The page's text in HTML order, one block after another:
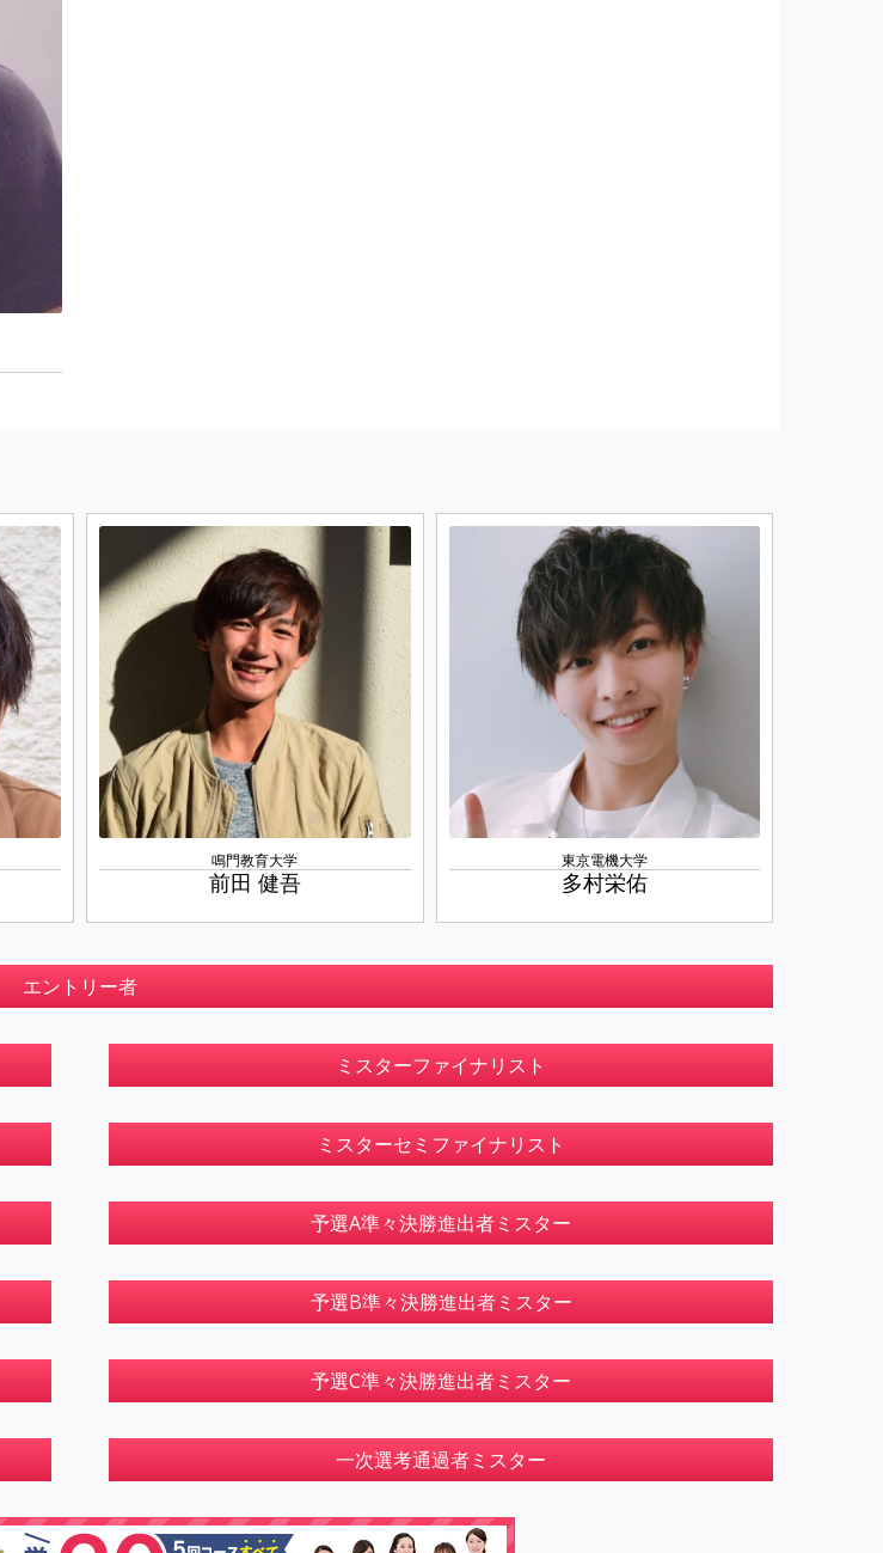
鳴門教育大学
前田 健吾
東京電機大学
多村栄佑
エントリー者
ミスターファイナリスト
ミスターセミファイナリスト
予選A準々決勝進出者ミスター
予選B準々決勝進出者ミスター
予選C準々決勝進出者ミスター
一次選考通過者ミスター